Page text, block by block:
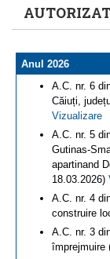
Anul 2026
A.C. nr. 6
Căiuți,
Vizualizare
A.C. nr. 5
Gutinas-
apartinand
18.03.2026)
A.C. nr. 4
construire
A.C. nr. 3
împrejmuire